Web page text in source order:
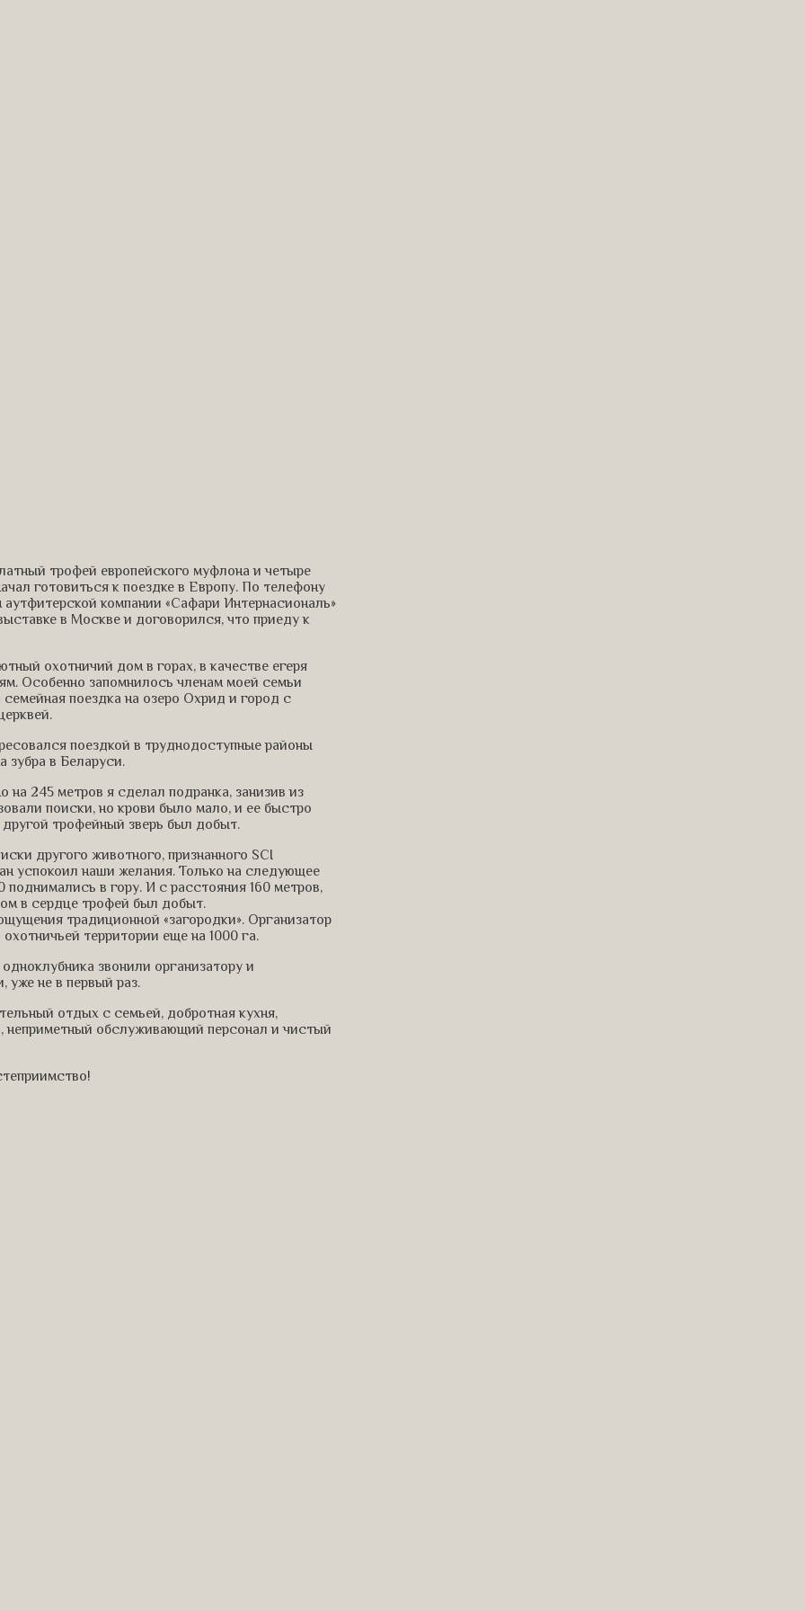
трофей европейского муфлона и четыре
готовиться к поездке в Европу. По телефону
компании «Сафари Интернасиональ»
в Москве и договорился, что приеду к
охотничий дом в горах, в качестве егеря
Особенно запомнилось членам моей семьи
поездка на озеро Охрид и город с
поездкой в труднодоступные районы
зубра в Беларуси.
245 метров я сделал подранка, занизив из
поиски, но крови было мало, и ее быстро
трофейный зверь был добыт.
другого животного, признанного SCI
успокоил наши желания. Только на следующее
в гору. И с расстояния 160 метров,
в сердце трофей был добыт.
традиционной «загородки». Организатор
территории еще на 1000 га.
звонили организатору и
уже не в первый раз.
отдых с семьей, добротная кухня,
неприметный обслуживающий персонал и чистый